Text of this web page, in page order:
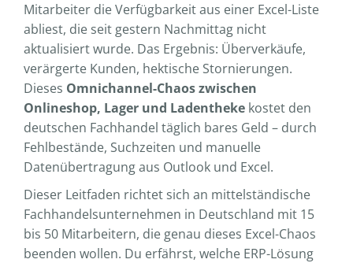
Mitarbeiter die Verfügbarkeit aus einer Excel-Liste
abliest, die seit gestern Nachmittag nicht
aktualisiert wurde. Das Ergebnis: Überverkäufe,
verärgerte Kunden, hektische Stornierungen.
Dieses Omnichannel-Chaos zwischen
Onlineshop, Lager und Ladentheke kostet den
deutschen Fachhandel täglich bares Geld – durch
Fehlbestände, Suchzeiten und manuelle
Datenübertragung aus Outlook und Excel.
Dieser Leitfaden richtet sich an mittelständische
Fachhandelsunternehmen in Deutschland mit 15
bis 50 Mitarbeitern, die genau dieses Excel-Chaos
beenden wollen. Du erfährst, welche ERP-Lösung